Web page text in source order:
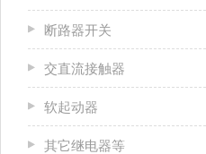
断路器开关
交直流接触器
软起动器
其它继电器等